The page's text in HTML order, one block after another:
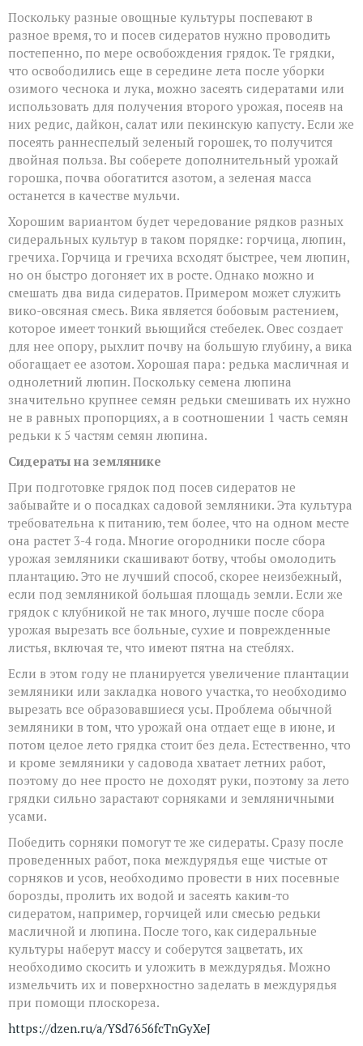
Поскольку разные овощные культуры поспевают в
разное время, то и посев сидератов нужно проводить
постепенно, по мере освобождения грядок. Те грядки,
что освободились еще в середине лета после уборки
озимого чеснока и лука, можно засеять сидератами или
использовать для получения второго урожая, посеяв на
них редис, дайкон, салат или пекинскую капусту. Если же
посеять раннеспелый зеленый горошек, то получится
двойная польза. Вы соберете дополнительный урожай
горошка, почва обогатится азотом, а зеленая масса
останется в качестве мульчи.
Хорошим вариантом будет чередование рядков разных
сидеральных культур в таком порядке: горчица, люпин,
гречиха. Горчица и гречиха всходят быстрее, чем люпин,
но он быстро догоняет их в росте. Однако можно и
смешать два вида сидератов. Примером может служить
вико-овсяная смесь. Вика является бобовым растением,
которое имеет тонкий вьющийся стебелек. Овес создает
для нее опору, рыхлит почву на большую глубину, а вика
обогащает ее азотом. Хорошая пара: редька масличная и
однолетний люпин. Поскольку семена люпина
значительно крупнее семян редьки смешивать их нужно
не в равных пропорциях, а в соотношении 1 часть семян
редьки к 5 частям семян люпина.
Сидераты на землянике
При подготовке грядок под посев сидератов не
забывайте и о посадках садовой земляники. Эта культура
требовательна к питанию, тем более, что на одном месте
она растет 3-4 года. Многие огородники после сбора
урожая земляники скашивают ботву, чтобы омолодить
плантацию. Это не лучший способ, скорее неизбежный,
если под земляникой большая площадь земли. Если же
грядок с клубникой не так много, лучше после сбора
урожая вырезать все больные, сухие и поврежденные
листья, включая те, что имеют пятна на стеблях.
Если в этом году не планируется увеличение плантации
земляники или закладка нового участка, то необходимо
вырезать все образовавшиеся усы. Проблема обычной
земляники в том, что урожай она отдает еще в июне, и
потом целое лето грядка стоит без дела. Естественно, что
и кроме земляники у садовода хватает летних работ,
поэтому до нее просто не доходят руки, поэтому за лето
грядки сильно зарастают сорняками и земляничными
усами.
Победить сорняки помогут те же сидераты. Сразу после
проведенных работ, пока междурядья еще чистые от
сорняков и усов, необходимо провести в них посевные
борозды, пролить их водой и засеять каким-то
сидератом, например, горчицей или смесью редьки
масличной и люпина. После того, как сидеральные
культуры наберут массу и соберутся зацветать, их
необходимо скосить и уложить в междурядья. Можно
измельчить их и поверхностно заделать в междурядья
при помощи плоскореза.
https://dzen.ru/a/YSd7656fcTnGyXeJ